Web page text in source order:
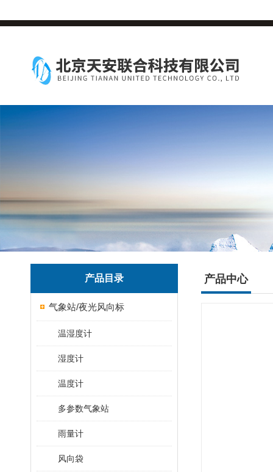
产品目录
气象站/夜光风向标
温湿度计
湿度计
温度计
多参数气象站
雨量计
风向袋
产品中心